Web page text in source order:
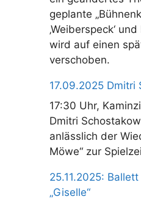
geplante
‚Weiberspeck‘
wird auf einen
verschoben.
17.09.2025 Dmitri
17:30 Uhr,
Dmitri
anlässlich der
Möwe“ zur
25.11.2025:
„Giselle“